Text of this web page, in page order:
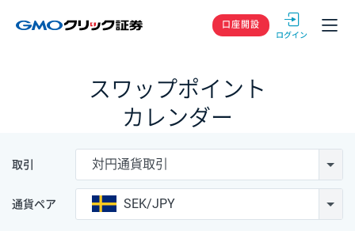
GMOクリック
口座開設
スワップポイント
カレンダー
取引 対円通貨取引
通貨ペア SEK/JPY